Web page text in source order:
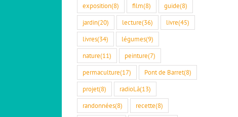
exposition(8) film(8) guide(8)
jardin(20) lecture(36) livre(45)
livres(34) légumes(9)
nature(11) peinture(7)
permaculture(17) Pont de Barret(8)
projet(8) radioLà(13)
randonnées(8) recette(8)